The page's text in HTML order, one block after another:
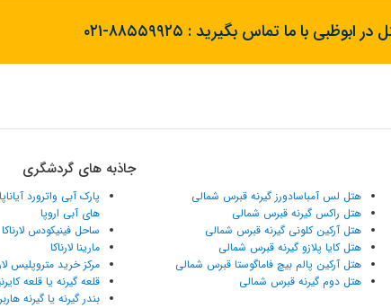
در ابوظبی با ما تماس بگیرید : ۰۲۱-۸۸۵۵۹۹۲۵
هتل لس آمباسادورز گیرنه قبرس شمالی
هتل راکس گیرنه قبرس شمالی
هتل آرکین کلونی گیرنه قبرس شمالی
هتل کایا پلازو گیرنه قبرس شمالی
هتل آرکین پالم بیچ فاماگوستا قبرس شمالی
هتل دوم گیرنه قبرس شمالی
جاذبه های گردشگری
پارک آبی واترورد
های آبی اروپا
ساحل فینیکودس لارناکا
مارینا لارناکا
مرکز خرید متروپلیس
قلعه گیرنه یا قلعه
بندر گیرنه یا گیرنه هاربر